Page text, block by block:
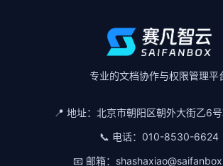
专业的文档协作与权限管理平
📍 地址： 北京市朝阳区朝外大街乙6
📞 电话： 010-8530-6624
📧 邮箱：